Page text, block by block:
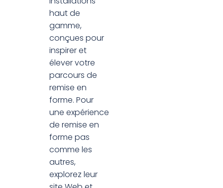
haut de
gamme,
conçues pour
inspirer et
élever votre
parcours de
remise en
forme. Pour
une expérience
de remise en
forme pas
comme les
autres,
explorez leur